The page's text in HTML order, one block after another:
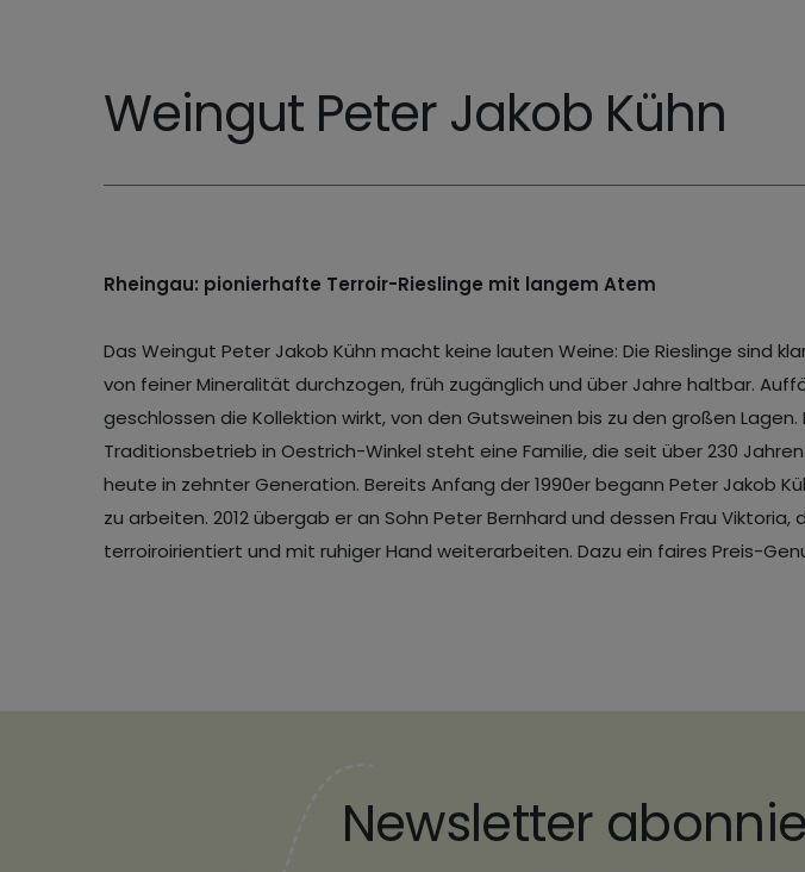
Weingut Peter Jakob Kühn
Rheingau: pionierhafte Terroir-Rieslinge mit langem Atem
Das Weingut Peter Jakob Kühn macht keine lauten Weine: Die Rieslinge sind
von feiner Mineralität durchzogen, früh zugänglich und über Jahre haltbar.
geschlossen die Kollektion wirkt, von den Gutsweinen bis zu den großen
Traditionsbetrieb in Oestrich-Winkel steht eine Familie, die seit über 230
heute in zehnter Generation. Bereits Anfang der 1990er begann Peter Jakob
zu arbeiten. 2012 übergab er an Sohn Peter Bernhard und dessen Frau Viktoria,
terroiroirientiert und mit ruhiger Hand weiterarbeiten. Dazu ein faires Preis-
Newsletter